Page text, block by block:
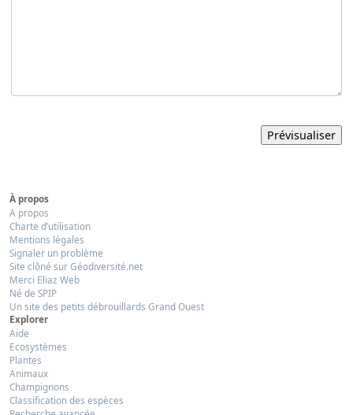
À propos
A propos
Charte d’utilisation
Mentions légales
Signaler un problème
Site clôné sur Géodiversité.net
Merci Eliaz Web
Né de SPIP
Un site des petits débrouillards Grand Ouest
Explorer
Aide
Ecosystèmes
Plantes
Animaux
Champignons
Classification des espèces